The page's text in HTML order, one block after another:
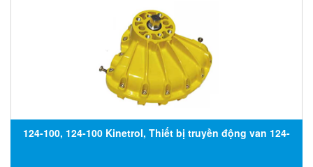
124-100, 124-100 Kinetrol, Thiết bị truyền động van 124-